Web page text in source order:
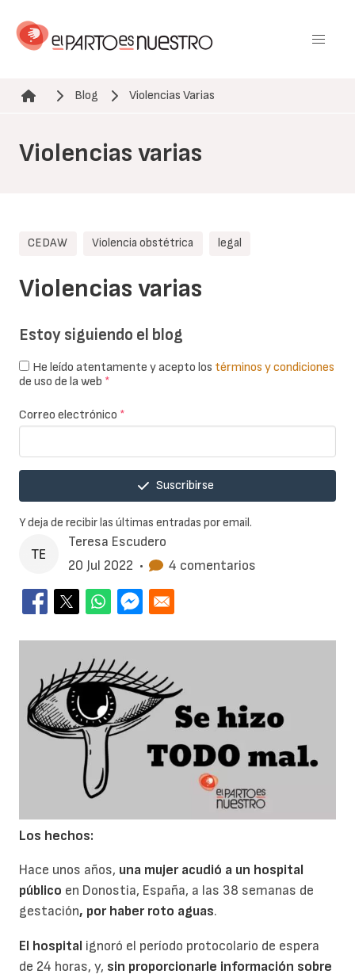
contenido
Ruta de navegación
Blog Violencias Varias
Violencias varias
Teresa Escudero
20 Jul 2022 • 4 comentarios
Violencias varias
CEDAW Violencia obstétrica legal
Los hechos:
Hace unos años, una mujer acudió a un hospital
público en Donostia, España, a las 38 semanas de
gestación, por haber roto aguas.
El hospital ignoró el período protocolario de espera
de 24 horas, y, sin proporcionarle información sobre
Estoy siguiendo el blog
He leído atentamente y acepto los términos y condiciones
de uso de la web *
Correo electrónico *
Suscribirse
Y deja de recibir las últimas entradas por email.